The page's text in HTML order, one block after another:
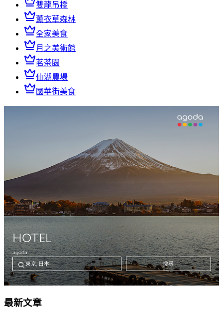
雙龍吊橋
薰衣草森林
全家美食
月之美術館
茗茶園
仙湖農場
國華街美食
最新文章